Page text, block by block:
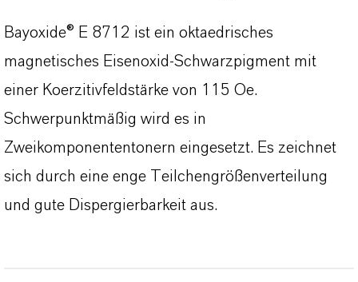
Bayoxide® E 8712 ist ein oktaedrisches
magnetisches Eisenoxid-Schwarzpigment mit
einer Koerzitivfeldstärke von 115 Oe.
Schwerpunktmäßig wird es in
Zweikomponententonern eingesetzt. Es zeichnet
sich durch eine enge Teilchengrößenverteilung
und gute Dispergierbarkeit aus.